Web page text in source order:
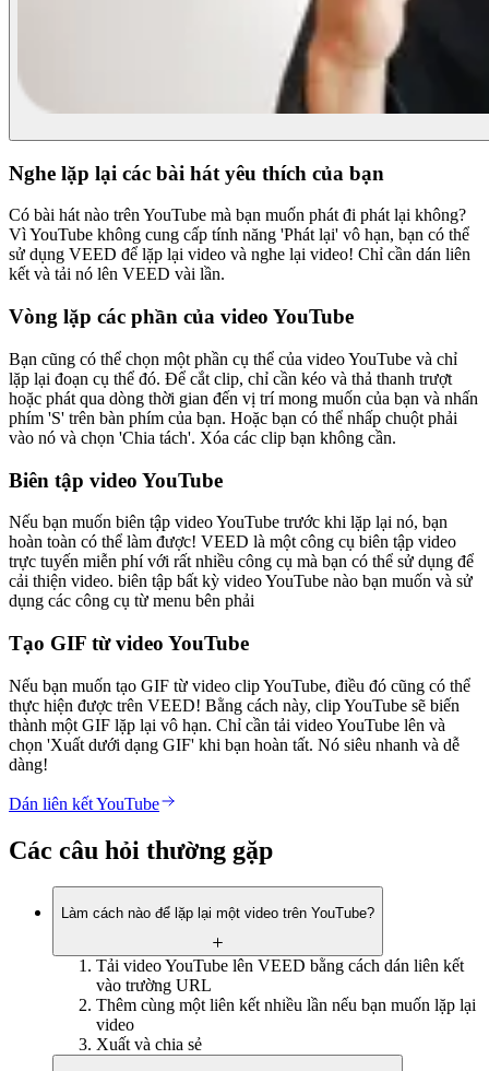
Nghe lặp lại các bài hát yêu thích của bạn
Có bài hát nào trên YouTube mà bạn muốn phát đi phát lại không?
Vì YouTube không cung cấp tính năng 'Phát lại' vô hạn, bạn có thể
sử dụng VEED để lặp lại video và nghe lại video! Chỉ cần dán liên
kết và tải nó lên VEED vài lần.
Vòng lặp các phần của video YouTube
Bạn cũng có thể chọn một phần cụ thể của video YouTube và chỉ
lặp lại đoạn cụ thể đó. Để cắt clip, chỉ cần kéo và thả thanh trượt
hoặc phát qua dòng thời gian đến vị trí mong muốn của bạn và nhấn
phím 'S' trên bàn phím của bạn. Hoặc bạn có thể nhấp chuột phải
vào nó và chọn 'Chia tách'. Xóa các clip bạn không cần.
Biên tập video YouTube
Nếu bạn muốn biên tập video YouTube trước khi lặp lại nó, bạn
hoàn toàn có thể làm được! VEED là một công cụ biên tập video
trực tuyến miễn phí với rất nhiều công cụ mà bạn có thể sử dụng để
cải thiện video. biên tập bất kỳ video YouTube nào bạn muốn và sử
dụng các công cụ từ menu bên phải
Tạo GIF từ video YouTube
Nếu bạn muốn tạo GIF từ video clip YouTube, điều đó cũng có thể
thực hiện được trên VEED! Bằng cách này, clip YouTube sẽ biến
thành một GIF lặp lại vô hạn. Chỉ cần tải video YouTube lên và
chọn 'Xuất dưới dạng GIF' khi bạn hoàn tất. Nó siêu nhanh và dễ
dàng!
Dán liên kết YouTube
Các câu hỏi thường gặp
Làm cách nào để lặp lại một video trên YouTube?
Tải video YouTube lên VEED bằng cách dán liên kết
vào trường URL
Thêm cùng một liên kết nhiều lần nếu bạn muốn lặp lại
video
Xuất và chia sẻ